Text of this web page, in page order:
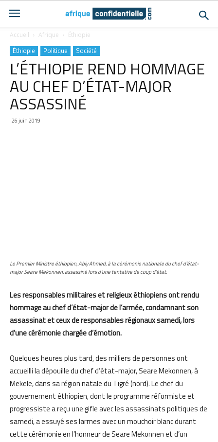
Accueil Afrique Éthiopie
Éthiopie Politique Société
L’ÉTHIOPIE REND HOMMAGE
AU CHEF D’ÉTAT-MAJOR
ASSASSINÉ
26 juin 2019
Le Premier Ministre éthiopien, Abiy Ahmed, à la cérémonie nationale du chef d’état-
major Seare Mekonnen, assassiné lors d’une tentative de coup d’état.
Les responsables militaires et religieux éthiopiens ont rendu
hommage au chef d’état-major de l’armée, condamnant son
assassinat et ceux de responsables régionaux samedi, lors
d’une cérémonie chargée d’émotion.
Quelques heures plus tard, des milliers de personnes ont
accueilli la dépouille du chef d’état-major, Seare Mekonnen, à
Mekele, dans sa région natale du Tigré (nord). Le chef du
gouvernement éthiopien, dont le programme réformiste et
progressiste a reçu une gifle avec les assassinats politiques de
samedi, a essuyé ses larmes avec un mouchoir blanc durant
cette cérémonie en l’honneur de Seare Mekonnen et d’un